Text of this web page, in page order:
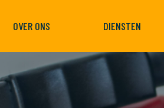
OVER ONS DIENSTEN